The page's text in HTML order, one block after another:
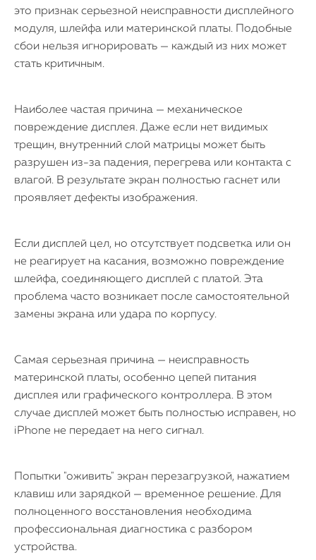
это признак серьезной неисправности дисплейного
модуля, шлейфа или материнской платы. Подобные
сбои нельзя игнорировать — каждый из них может
стать критичным.
Наиболее частая причина — механическое
повреждение дисплея. Даже если нет видимых
трещин, внутренний слой матрицы может быть
разрушен из-за падения, перегрева или контакта с
влагой. В результате экран полностью гаснет или
проявляет дефекты изображения.
Если дисплей цел, но отсутствует подсветка или он
не реагирует на касания, возможно повреждение
шлейфа, соединяющего дисплей с платой. Эта
проблема часто возникает после самостоятельной
замены экрана или удара по корпусу.
Самая серьезная причина — неисправность
материнской платы, особенно цепей питания
дисплея или графического контроллера. В этом
случае дисплей может быть полностью исправен, но
iPhone не передает на него сигнал.
Попытки "оживить" экран перезагрузкой, нажатием
клавиш или зарядкой — временное решение. Для
полноценного восстановления необходима
профессиональная диагностика с разбором
устройства.